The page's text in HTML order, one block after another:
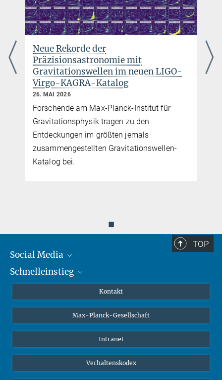
Neue Rekorde der
Präzisionsastronomie mit
Gravitationswellen im neuen LIGO-
Virgo-KAGRA-Katalog
26. MAI 2026
Forschende am Max-Planck-Institut für
Gravitationsphysik tragen zu den
Entdeckungen im größten jemals
zusammengestellten Gravitationswellen-
Katalog bei.
◼
TOP
Social Media
Mastodon
Schnelleinstieg
Studierende
Schüler*innen
Öffentlichkeit
Alumnae | Alumni
Kontakt
Max-Planck-Gesellschaft
Intranet
Verhaltenskodex